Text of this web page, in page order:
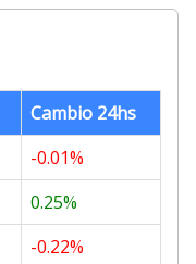
Cambio 24hs
-0.01%
0.25%
-0.22%